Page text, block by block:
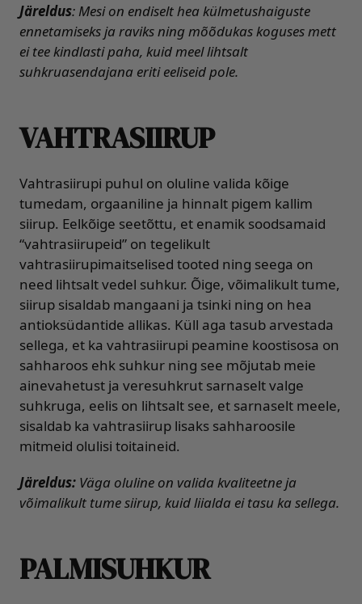
Järeldus: Mesi on endiselt hea külmetushaiguste
ennetamiseks ja raviks ning mõõdukas koguses mett
ei tee kindlasti paha, kuid meel lihtsalt
suhkruasendajana eriti eeliseid pole.
VAHTRASIIRUP
Vahtrasiirupi puhul on oluline valida kõige
tumedam, orgaaniline ja hinnalt pigem kallim
siirup. Eelkõige seetõttu, et enamik soodsamaid
“vahtrasiirupeid” on tegelikult
vahtrasiirupimaitselised tooted ning seega on
need lihtsalt vedel suhkur. Õige, võimalikult tume,
siirup sisaldab mangaani ja tsinki ning on hea
antioksüdantide allikas. Küll aga tasub arvestada
sellega, et ka vahtrasiirupi peamine koostisosa on
sahharoos ehk suhkur ning see mõjutab meie
ainevahetust ja veresuhkrut sarnaselt valge
suhkruga, eelis on lihtsalt see, et sarnaselt meele,
sisaldab ka vahtrasiirup lisaks sahharoosile
mitmeid olulisi toitaineid.
Järeldus: Väga oluline on valida kvaliteetne ja
võimalikult tume siirup, kuid liialda ei tasu ka sellega.
PALMISUHKUR